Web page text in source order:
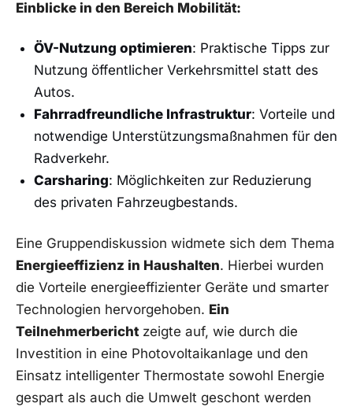
Einblicke in⁣ den Bereich Mobilität:
ÖV-Nutzung optimieren: Praktische Tipps ⁣zur
Nutzung öffentlicher Verkehrsmittel statt des
Autos.
Fahrradfreundliche Infrastruktur: Vorteile⁤ und
notwendige Unterstützungsmaßnahmen für den
Radverkehr.
Carsharing: Möglichkeiten zur Reduzierung
des​ privaten Fahrzeugbestands.
Eine Gruppendiskussion​ widmete ⁤sich dem ‌Thema
Energieeffizienz in Haushalten. Hierbei wurden
die Vorteile energieeffizienter⁢ Geräte⁢ und smarter ​
Technologien ​hervorgehoben. Ein
Teilnehmerberichtzeigte auf, wie durch die
Investition in eine Photovoltaikanlage und ⁢den
Einsatz intelligenter ‍Thermostate sowohl ⁣Energie​
gespart‍ als auch die Umwelt geschont⁢ werden